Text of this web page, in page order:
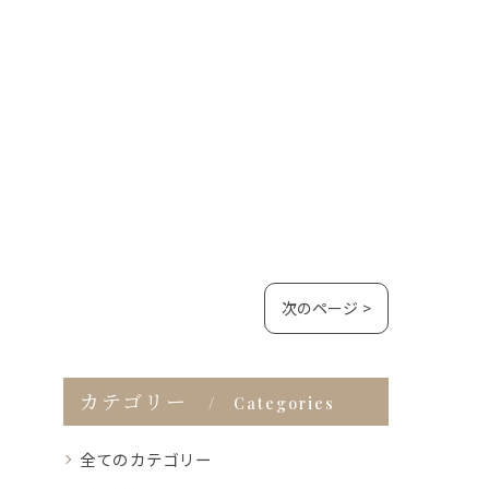
次のページ >
カテゴリー Categories
全てのカテゴリー